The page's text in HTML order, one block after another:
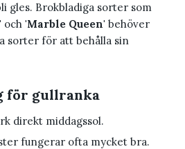
gles. Brokbladiga sorter som
och 'Marble Queen' behöver
sorter för att behålla sin
för gullranka
direkt middagssol.
fungerar ofta mycket bra.